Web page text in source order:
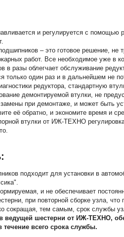
и регулируется с помощью
– это готовое решение, не
работ. Все необходимое уже в
в разы облегчает обслуживание
только один раз и в дальнейшем не
редуктора, стандартную
демонтируемой втулки, не
при демонтаже, и может быть
её обратно, и экономите время и
втулки от ИЖ-ТЕХНО
подходит для установки в
и не обеспечивает
при повторной сборке узла, что
сокращая, тем самым, срок службы
ведущей шестерни от ИЖ-ТЕХНО,
течение всего срока службы.